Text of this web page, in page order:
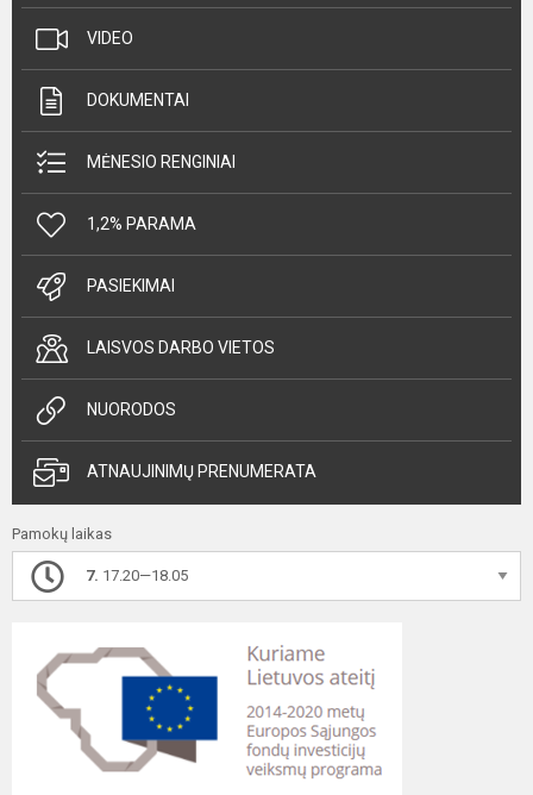
VIDEO
DOKUMENTAI
MĖNESIO RENGINIAI
1,2% PARAMA
PASIEKIMAI
LAISVOS DARBO VIETOS
NUORODOS
ATNAUJINIMŲ PRENUMERATA
Pamokų laikas
7. 17.20—18.05